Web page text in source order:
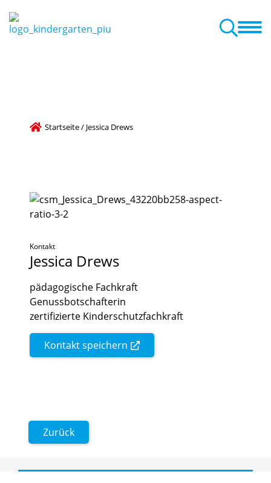
Familienzentrum Aktuelles + Termine
Startseite/ Jessica Drews
Kontakt
Jessica Drews
pädagogische Fachkraft
Genussbotschafterin
zertifizierte Kinderschutzfachkraft
Kontakt speichern
Zurück